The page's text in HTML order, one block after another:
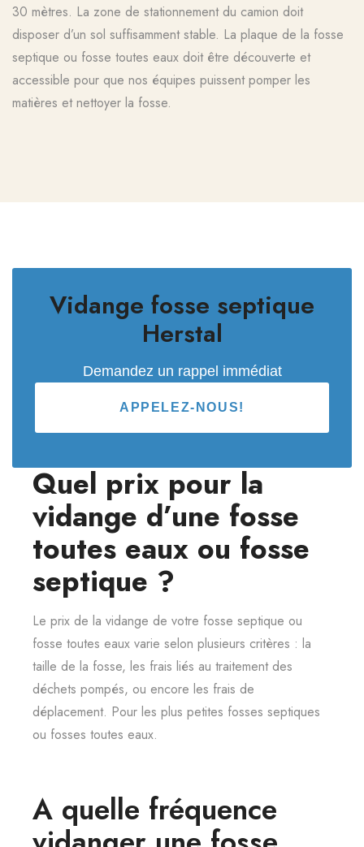
30 mètres. La zone de stationnement du camion doit
disposer d’un sol suffisamment stable. La plaque de la fosse
septique ou fosse toutes eaux doit être découverte et
accessible pour que nos équipes puissent pomper les
matières et nettoyer la fosse.
Vidange fosse septique
Herstal
Demandez un rappel immédiat
APPELEZ-NOUS!
Quel prix pour la
vidange d’une fosse
toutes eaux ou fosse
septique ?
Le prix de la vidange de votre fosse septique ou
fosse toutes eaux varie selon plusieurs critères : la
taille de la fosse, les frais liés au traitement des
déchets pompés, ou encore les frais de
déplacement. Pour les plus petites fosses septiques
ou fosses toutes eaux.
A quelle fréquence